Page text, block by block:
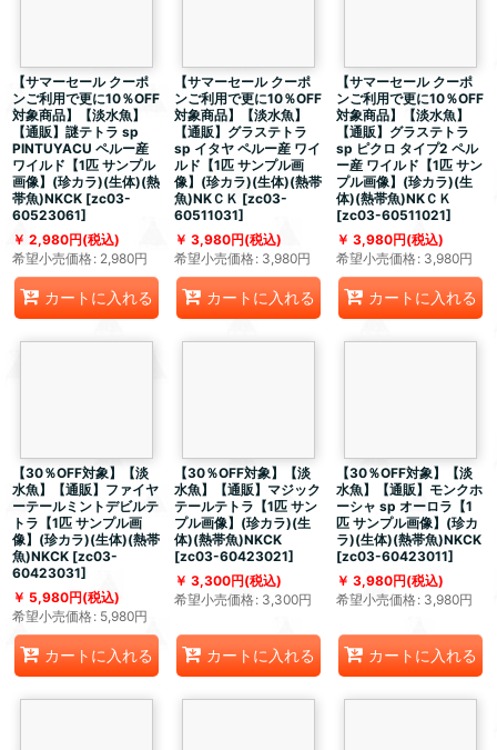
【サマーセール クーポ
ンご利用で更に10％OFF
対象商品】【淡水魚】
【通販】謎テトラ sp
PINTUYACU ペルー産
ワイルド【1匹 サンプル
画像】(珍カラ)(生体)(熱
帯魚)NKCK [zc03-
60523061]
2,980円(税込)
希望小売価格: 2,980円
カートに入れる
【サマーセール クーポ
ンご利用で更に10％OFF
対象商品】【淡水魚】
【通販】グラステトラ
sp イタヤ ペルー産 ワイ
ルド【1匹 サンプル画
像】(珍カラ)(生体)(熱帯
魚)NKＣＫ [zc03-
60511031]
3,980円(税込)
希望小売価格: 3,980円
カートに入れる
【サマーセール クーポ
ンご利用で更に10％OFF
対象商品】【淡水魚】
【通販】グラステトラ
sp ピクロ タイプ2 ペル
ー産 ワイルド【1匹 サン
プル画像】(珍カラ)(生
体)(熱帯魚)NKＣＫ
[zc03-60511021]
3,980円(税込)
希望小売価格: 3,980円
カートに入れる
【30％OFF対象】【淡
水魚】【通販】ファイヤ
ーテールミントデビルテ
トラ【1匹 サンプル画
像】(珍カラ)(生体)(熱帯
魚)NKCK [zc03-
60423031]
5,980円(税込)
希望小売価格: 5,980円
カートに入れる
【30％OFF対象】【淡
水魚】【通販】マジック
テールテトラ【1匹 サン
プル画像】(珍カラ)(生
体)(熱帯魚)NKCK
[zc03-60423021]
3,300円(税込)
希望小売価格: 3,300円
カートに入れる
【30％OFF対象】【淡
水魚】【通販】モンクホ
ーシャ sp オーロラ【1
匹 サンプル画像】(珍カ
ラ)(生体)(熱帯魚)NKCK
[zc03-60423011]
3,980円(税込)
希望小売価格: 3,980円
カートに入れる